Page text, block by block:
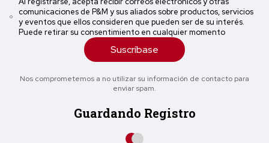
comunicaciones de P&M y sus aliados sobre productos, servicios
y eventos que ellos consideren que pueden ser de su interés.
Puede retirar su consentimiento en cualquier momento
Suscríbase
Nos comprometemos a no utilizar su información de contacto para
enviar spam.
Guardando Registro